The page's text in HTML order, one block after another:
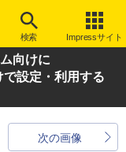
検索 Impressサイト
ム向けに
設定・利用する
次の画像